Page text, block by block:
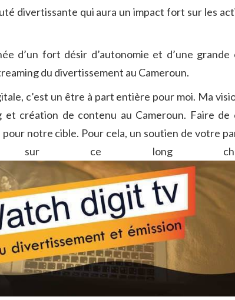
divertissante qui aura un impact fort sur les
d’un fort désir d’autonomie et d’une grande
du divertissement au Cameroun.
c’est un être à part entière pour moi. Ma
et création de contenu au Cameroun. Faire de
notre cible. Pour cela, un soutien de votre
sur ce long